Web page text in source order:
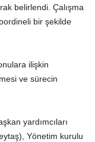
belirlendi. Çalışma
bir şekilde
ilişkin
ve sürecin
yardımcıları
Yönetim kurulu